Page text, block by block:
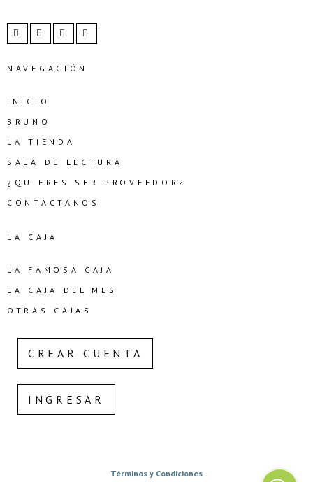
NAVEGACIÓN
INICIO
BRUNO
LA TIENDA
SALA DE LECTURA
¿QUIERES SER PROVEEDOR?
CONTÁCTANOS
LA CAJA
LA FAMOSA CAJA
LA CAJA DEL MES
OTRAS CAJAS
CREAR CUENTA
INGRESAR
Términos y Condiciones